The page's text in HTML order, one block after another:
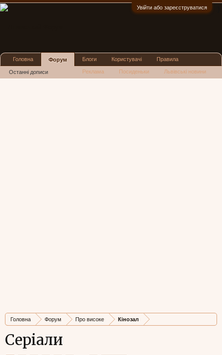
Увійти або зареєструватися
Головна Форум Про високе Кінозал
Серіали
Головна Форум
Останні дописи
Блоги Користувачі Правила
Реклама Посиденьки Львівські новини